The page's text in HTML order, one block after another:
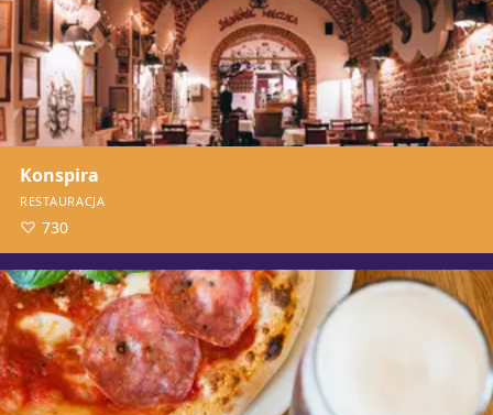
Konspira
RESTAURACJA
730